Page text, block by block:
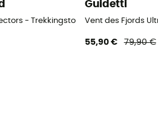
- Trekkingstock
Guidetti
Vent des Fjords
55,90 € 79,90 €